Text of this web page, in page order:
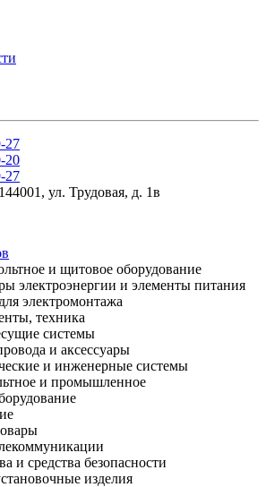
27
20
27
ул. Трудовая, д. 1в
и щитовое оборудование
электроэнергии и элементы питания
электромонтажа
техника
системы
и аксессуары
и инженерные системы
и промышленное
и средства безопасности
изделия